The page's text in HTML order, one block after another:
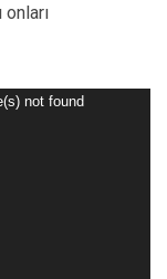
not found